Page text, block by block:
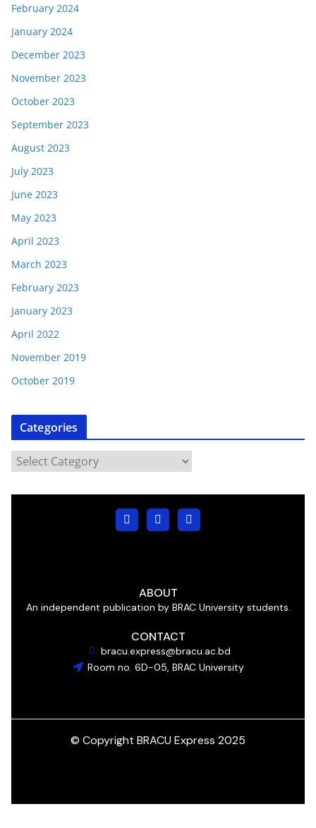
February 2024
January 2024
December 2023
November 2023
October 2023
September 2023
August 2023
July 2023
June 2023
May 2023
April 2023
March 2023
February 2023
January 2023
April 2022
November 2019
October 2019
Categories
ABOUT
An independent publication by BRAC University students.
CONTACT
bracu.express@bracu.ac.bd
Room no. 6D-05, BRAC University
© Copyright BRACU Express 2025